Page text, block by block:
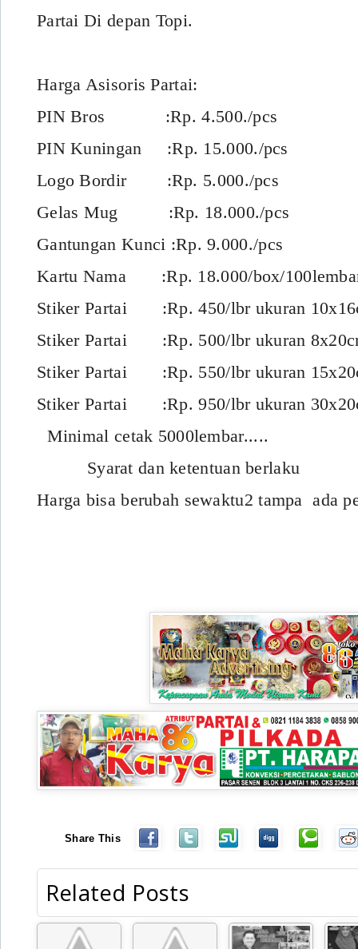
Partai Di depan Topi.
Harga Asisoris Partai:
PIN Bros :Rp. 4.500./pcs
PIN Kuningan :Rp. 15.000./pcs
Logo Bordir :Rp. 5.000./pcs
Gelas Mug :Rp. 18.000./pcs
Gantungan Kunci :Rp. 9.000./pcs
Kartu Nama :Rp. 18.000/box/
Stiker Partai :Rp. 450/lbr ukuran
Stiker Partai :Rp. 500/lbr ukuran
Stiker Partai :Rp. 550/lbr ukuran
Stiker Partai :Rp. 950/lbr ukuran
Minimal cetak 5000lembar.....
Syarat dan ketentuan berlaku
Harga bisa berubah sewaktu2 tampa ada
Share This
Related Posts